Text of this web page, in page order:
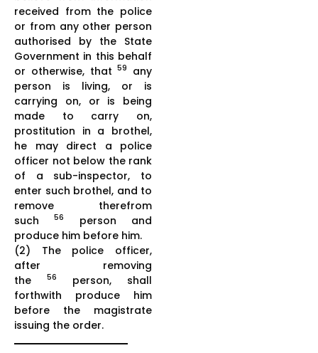
received from the police
or from any other person
authorised by the State
Government in this behalf
or otherwise, that59
any
person is living, or is
carrying on, or is being
made to carry on,
prostitution in a brothel,
he may direct a police
officer not below the rank
of a sub-inspector, to
enter such brothel, and to
remove therefrom
such56
person and
produce him before him.
(2) The police officer,
after removing
the
56
person, shall
forthwith produce him
before the magistrate
issuing the order.